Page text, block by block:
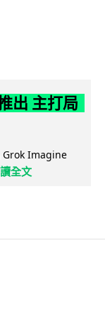
出 主打局
Grok Imagine
全文